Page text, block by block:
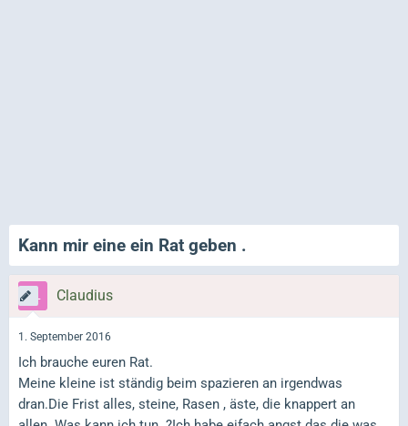
Kann mir eine ein Rat geben .
Claudius
1. September 2016
Ich brauche euren Rat.
Meine kleine ist ständig beim spazieren an irgendwas
dran.Die Frist alles, steine, Rasen , äste, die knappert an